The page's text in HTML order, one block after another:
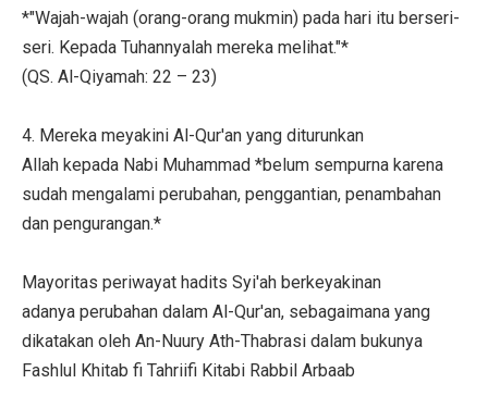
*"Wajah-wajah (orang-orang mukmin) pada hari itu berseri-
seri. Kepada Tuhannyalah mereka melihat."*
(QS. Al-Qiyamah: 22 – 23)
4. Mereka meyakini Al-Qur'an yang diturunkan
Allah kepada Nabi Muhammad *belum sempurna karena
sudah mengalami perubahan, penggantian, penambahan
dan pengurangan.*
Mayoritas periwayat hadits Syi'ah berkeyakinan
adanya perubahan dalam Al-Qur'an, sebagaimana yang
dikatakan oleh An-Nuury Ath-Thabrasi dalam bukunya
Fashlul Khitab fi Tahriifi Kitabi Rabbil Arbaab